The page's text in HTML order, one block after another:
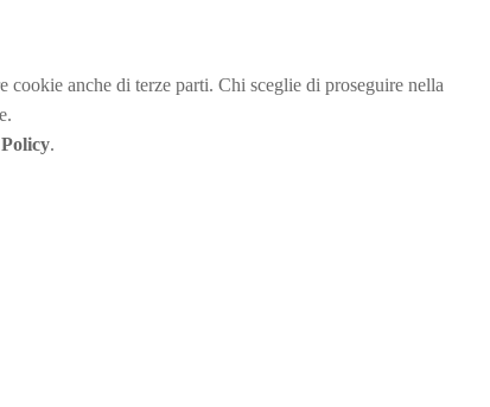
cookie anche di terze parti. Chi sceglie di proseguire nella
.